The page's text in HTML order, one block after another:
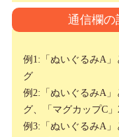
通信欄の
例1:「ぬいぐるみA
グ
例2:「ぬいぐるみA
グ、「マグカップC
例3:「ぬいぐるみA